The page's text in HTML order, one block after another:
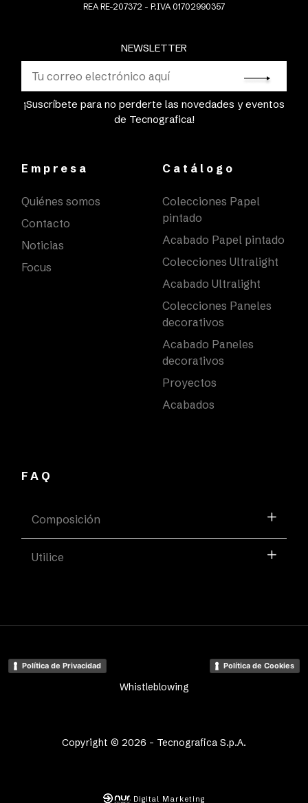
NEWSLETTER
¡Suscríbete para no perderte las novedades y eventos
de Tecnografica!
REA RE-207372 - P.IVA 01702990357
Empresa
Quiénes somos
Contacto
Noticias
Focus
Catálogo
Colecciones Papel
pintado
Acabado Papel pintado
Colecciones Ultralight
Acabado Ultralight
Colecciones Paneles
decorativos
Acabado Paneles
decorativos
Proyectos
Acabados
FAQ
Composición
Utilice
Copyright © 2026 - Tecnografica S.p.A.
Política de Privacidad Política de Cookies
Whistleblowing
Digital Marketing